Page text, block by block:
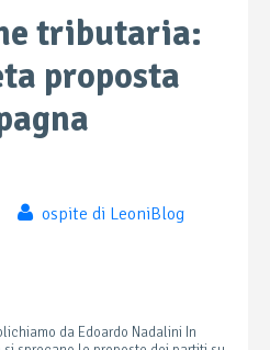
tributaria:
proposta
ospite di LeoniBlog
da Edoardo Nadalini In